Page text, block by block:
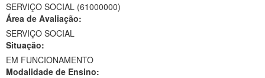
Ministério da Ciência, Tecnologia, Inovações e Comunicações
Ministério do Meio Ambiente
Ministério do Turismo
SERVIÇO SOCIAL (61000000)
Área de Avaliação:
SERVIÇO SOCIAL
Situação:
EM FUNCIONAMENTO
Modalidade de Ensino: